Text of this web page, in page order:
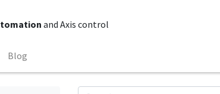
and Axis control
Blog